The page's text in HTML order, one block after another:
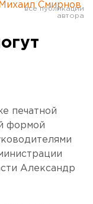
Михаил Смирнов
печатной
формой
Александр